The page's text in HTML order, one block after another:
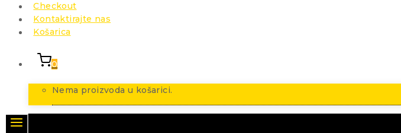
Checkout
Kontaktirajte nas
Košarica
0
Nema proizvoda u košarici.